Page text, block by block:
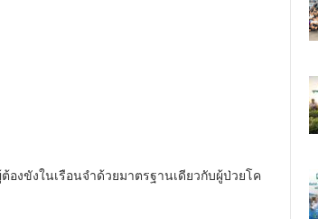
องขังในเรือนจำด้วยมาตรฐานเดียวกับผู้ป่วยโค